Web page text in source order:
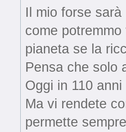
Il mio forse
come
pianeta se la
Pensa che solo
Oggi in 110
Ma vi rendete
permette